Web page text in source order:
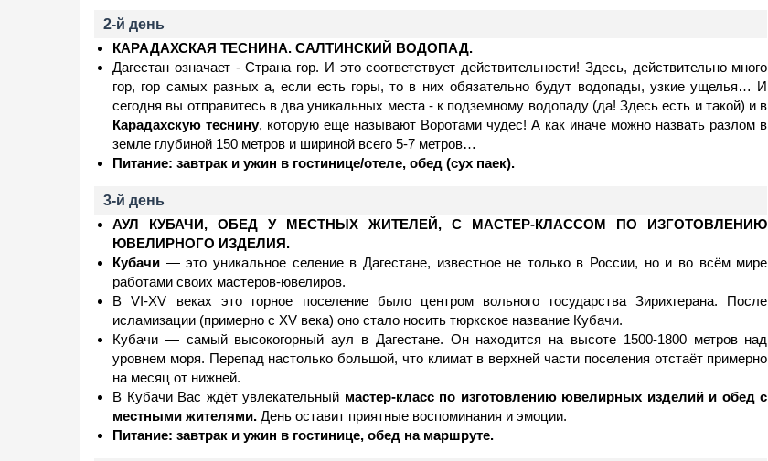
2-й день
КАРАДАХСКАЯ ТЕСНИНА. САЛТИНСКИЙ ВОДОПАД.
Дагестан означает - Страна гор. И это соответствует действительности! Здесь, действительно много
гор, гор самых разных а, если есть горы, то в них обязательно будут водопады, узкие ущелья… И
сегодня вы отправитесь в два уникальных места - к подземному водопаду (да! Здесь есть и такой) и в
Карадахскую теснину, которую еще называют Воротами чудес! А как иначе можно назвать разлом в
земле глубиной 150 метров и шириной всего 5-7 метров…
Питание: завтрак и ужин в гостинице/отеле, обед (сух паек).
3-й день
АУЛ КУБАЧИ, ОБЕД У МЕСТНЫХ ЖИТЕЛЕЙ, С МАСТЕР-КЛАССОМ ПО ИЗГОТОВЛЕНИЮ
ЮВЕЛИРНОГО ИЗДЕЛИЯ.
Кубачи — это уникальное селение в Дагестане, известное не только в России, но и во всём мире
работами своих мастеров-ювелиров.
В VI-XV веках это горное поселение было центром вольного государства Зирихгерана. После
исламизации (примерно с XV века) оно стало носить тюркское название Кубачи.
Кубачи — самый высокогорный аул в Дагестане. Он находится на высоте 1500-1800 метров над
уровнем моря. Перепад настолько большой, что климат в верхней части поселения отстаёт примерно
на месяц от нижней.
В Кубачи Вас ждёт увлекательный мастер-класс по изготовлению ювелирных изделий и обед с
местными жителями. День оставит приятные воспоминания и эмоции.
Питание: завтрак и ужин в гостинице, обед на маршруте.